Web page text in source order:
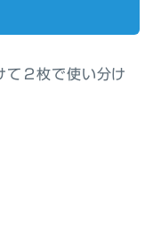
て２枚で使い分け